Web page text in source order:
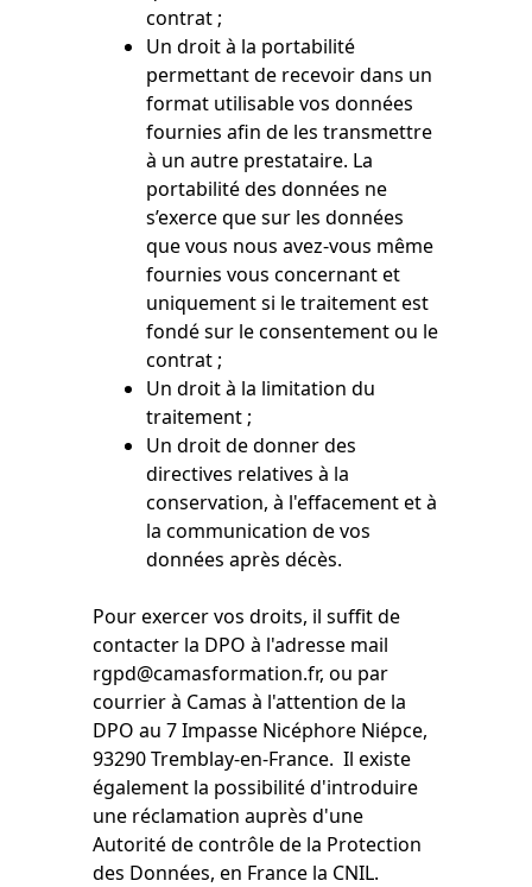
contrat ;
Un droit à la portabilité
permettant de recevoir dans un
format utilisable vos données
fournies afin de les transmettre
à un autre prestataire. La
portabilité des données ne
s’exerce que sur les données
que vous nous avez-vous même
fournies vous concernant et
uniquement si le traitement est
fondé sur le consentement ou le
contrat ;
Un droit à la limitation du
traitement ;
Un droit de donner des
directives relatives à la
conservation, à l'effacement et à
la communication de vos
données après décès.
Pour exercer vos droits, il suffit de
contacter la DPO à l'adresse mail
rgpd@camasformation.fr, ou par
courrier à Camas à l'attention de la
DPO au 7 Impasse Nicéphore Niépce,
93290 Tremblay-en-France. Il existe
également la possibilité d'introduire
une réclamation auprès d'une
Autorité de contrôle de la Protection
des Données, en France la CNIL.